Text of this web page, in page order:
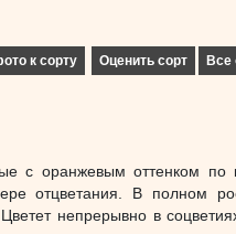
к сорту Оценить сорт Все
с оранжевым оттенком по
отцветания. В полном
непрерывно в